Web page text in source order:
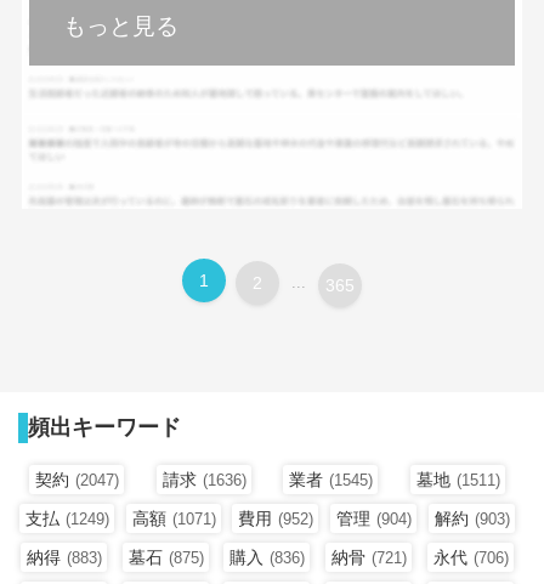
もっと見る
1 2 ... 365
頻出キーワード
契約 (2047) 請求 (1636) 業者 (1545) 墓地 (1511)
支払 (1249) 高額 (1071) 費用 (952) 管理 (904) 解約 (903)
納得 (883) 墓石 (875) 購入 (836) 納骨 (721) 永代 (706)